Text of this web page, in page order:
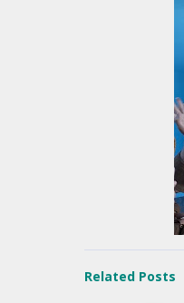
Related Posts